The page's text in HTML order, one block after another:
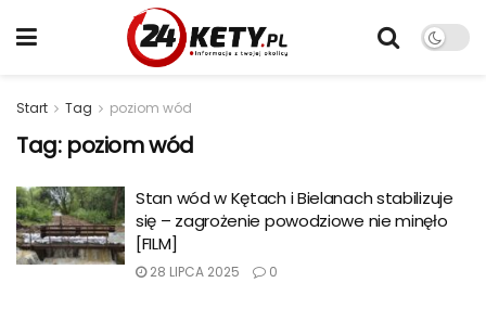
Start Tag poziom wód
Tag: poziom wód
Stan wód w Kętach i Bielanach stabilizuje
się – zagrożenie powodziowe nie minęło
[FILM]
28 LIPCA 2025 0